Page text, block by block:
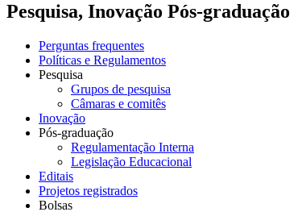
Pesquisa, Inovação Pós-graduação
Perguntas frequentes
Políticas e Regulamentos
Pesquisa
Grupos de pesquisa
Câmaras e comitês
Inovação
Pós-graduação
Regulamentação Interna
Legislação Educacional
Editais
Projetos registrados
Bolsas